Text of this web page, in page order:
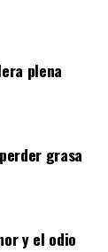
plena
grasa
y el odio